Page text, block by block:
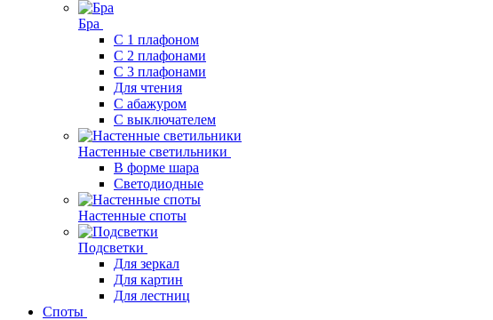
Бра
С 1 плафоном
С 2 плафонами
С 3 плафонами
Для чтения
С абажуром
С выключателем
Настенные светильники
В форме шара
Светодиодные
Настенные споты
Подсветки
Для зеркал
Для картин
Для лестниц
Споты